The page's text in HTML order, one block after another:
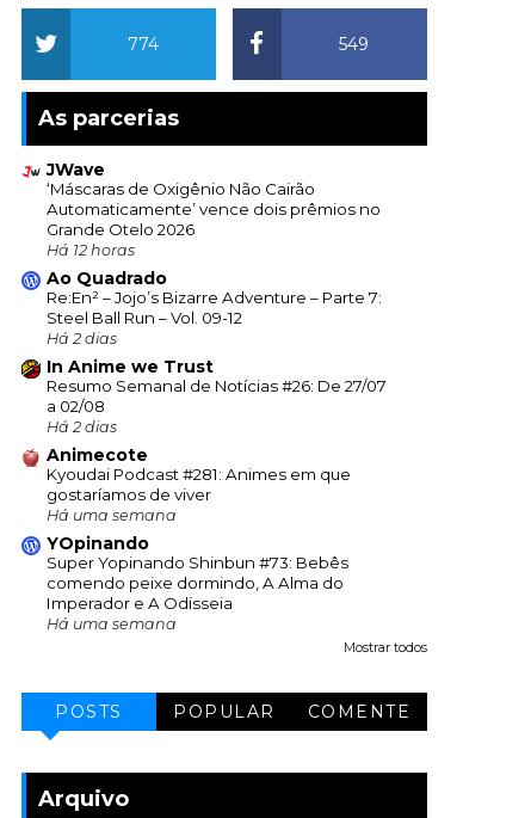
549
774
As parcerias
JWave
‘Máscaras de Oxigênio Não Cairão
Automaticamente’ vence dois prêmios no
Grande Otelo 2026
Há 12 horas
Ao Quadrado
Re:En² – Jojo’s Bizarre Adventure – Parte 7:
Steel Ball Run – Vol. 09-12
Há 2 dias
In Anime we Trust
Resumo Semanal de Notícias #26: De 27/07
a 02/08
Há 2 dias
Animecote
Kyoudai Podcast #281: Animes em que
gostaríamos de viver
Há uma semana
YOpinando
Super Yopinando Shinbun #73: Bebês
comendo peixe dormindo, A Alma do
Imperador e A Odisseia
Há uma semana
Mostrar todos
POSTS POPULAR COMENTE
Arquivo